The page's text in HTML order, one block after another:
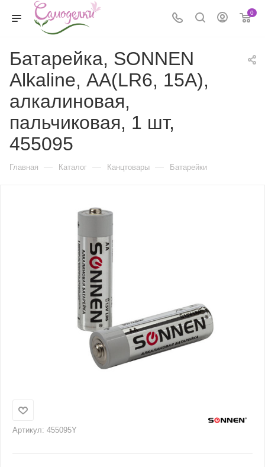
0
Батарейка, SONNEN
Alkaline, АА(LR6, 15А),
алкалиновая,
пальчиковая, 1 шт,
455095
Главная — Каталог — Канцтовары — Батарейки
Артикул: 455095Y